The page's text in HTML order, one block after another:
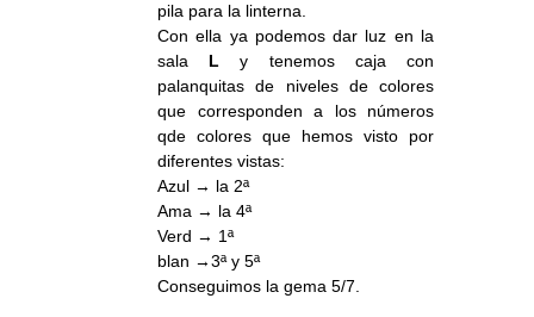
pila para la linterna.
Con ella ya podemos dar luz en la
sala L y tenemos caja con
palanquitas de niveles de colores
que corresponden a los números
qde colores que hemos visto por
diferentes vistas:
Azul → la 2ª
Ama → la 4ª
Verd → 1ª
blan →3ª y 5ª
Conseguimos la gema 5/7.